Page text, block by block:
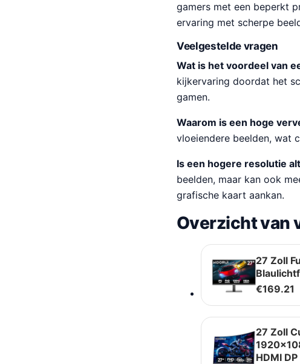
gamers met een beperkt
ervaring met scherpe
Veelgestelde vragen
Wat is het voordeel van
kijkervaring doordat het
gamen.
Waarom is een hoge
vloeiendere beelden, wat
Is een hogere resolutie
beelden, maar kan ook
grafische kaart aankan.
Overzicht van
27 Zoll
€169.21
27 Zoll
HDMI DP